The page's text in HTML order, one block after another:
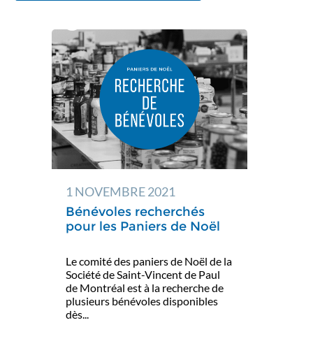
1 NOVEMBRE 2021
Bénévoles recherchés
pour les Paniers de Noël
Le comité des paniers de Noël de la
Société de Saint-Vincent de Paul
de Montréal est à la recherche de
plusieurs bénévoles disponibles
dès...